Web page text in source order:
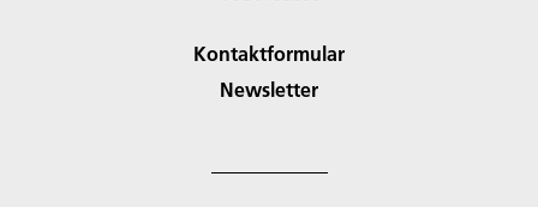
Kontaktformular
Newsletter